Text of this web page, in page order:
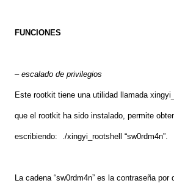
FUNCIONES
– escalado de privilegios
Este rootkit tiene una utilidad llamada
que el rootkit ha sido instalado, permite
escribiendo: ./xingyi_rootshell “sw0rdm4n”.
La cadena “sw0rdm4n” es la contraseña